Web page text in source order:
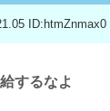
ID:htmZnmax0
するなよ